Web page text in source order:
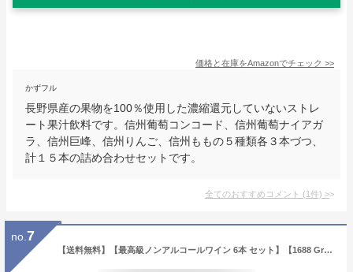
価格と在庫をAmazonでチェック >>
かずフル
長野県産の果物を100％使用した濃縮還元していないストレ
ート果汁飲料です。信州葡萄コンコード、信州葡萄ナイアガ
ラ、信州巨峰、信州りんご、信州ももの５種類各３本づつ、
計１５本の詰め合わせセットです。
全てのおすすめコメント (1件) >
no. 7
【送料無料】【最高級ノンアルコールワイン 6本 セット】【1688 Grand Rose Blanc】グラン・ロゼ/ブラン（200ml×6）化粧箱付き！ ワイン 記念日 誕生日プレゼント ギフト プレゼント